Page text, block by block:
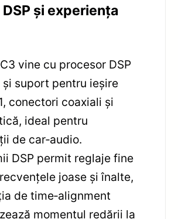
și experiența
vine cu procesor DSP
și suport pentru ieșire
conectori coaxiali și
ideal pentru
de car‑audio.
DSP permit reglaje fine
joase și înalte,
de time‑alignment
momentul redării la